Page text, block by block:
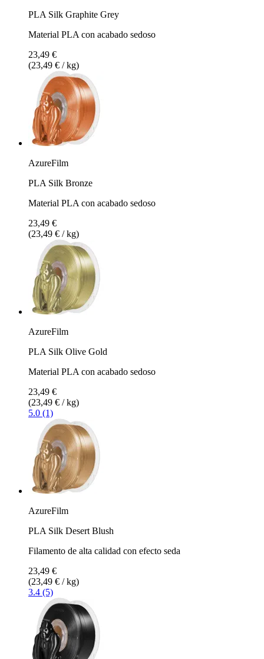
PLA Silk Graphite Grey
Material PLA con acabado sedoso
23,49 €
(23,49 € / kg)
AzureFilm
PLA Silk Bronze
Material PLA con acabado sedoso
23,49 €
(23,49 € / kg)
AzureFilm
PLA Silk Olive Gold
Material PLA con acabado sedoso
23,49 €
(23,49 € / kg)
5.0 (1)
AzureFilm
PLA Silk Desert Blush
Filamento de alta calidad con efecto seda
23,49 €
(23,49 € / kg)
3.4 (5)